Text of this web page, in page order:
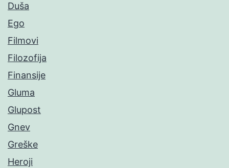
Duša
Ego
Filmovi
Filozofija
Finansije
Gluma
Glupost
Gnev
Greške
Heroji